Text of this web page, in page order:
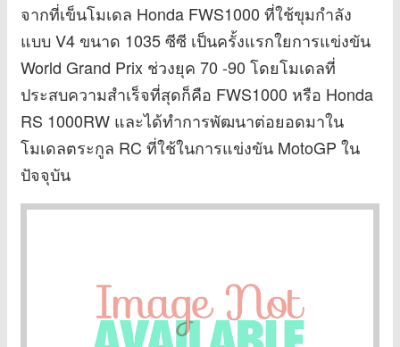
จากที่เข็นโมเดล Honda FWS1000 ที่ใช้ขุมกำลัง
แบบ V4 ขนาด 1035 ซีซี เป็นครั้งแรกใยการแข่งขัน
World Grand Prix ช่วงยุค 70 -90 โดยโมเดลที่
ประสบความสำเร็จที่สุดก็คือ FWS1000 หรือ Honda
RS 1000RW และได้ทำการพัฒนาต่อยอดมาใน
โมเดลตระกูล RC ที่ใช้ในการแข่งขัน MotoGP ใน
ปัจจุบัน